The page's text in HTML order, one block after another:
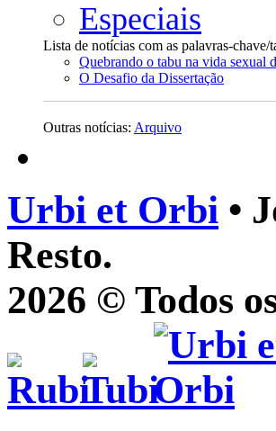
Especiais
Lista de notícias com as palavras-chave/
Quebrando o tabu na vida sexual
O Desafio da Dissertação
Outras notícias: Arquivo
Urbi et Orbi •
Resto.
2026 © Todos